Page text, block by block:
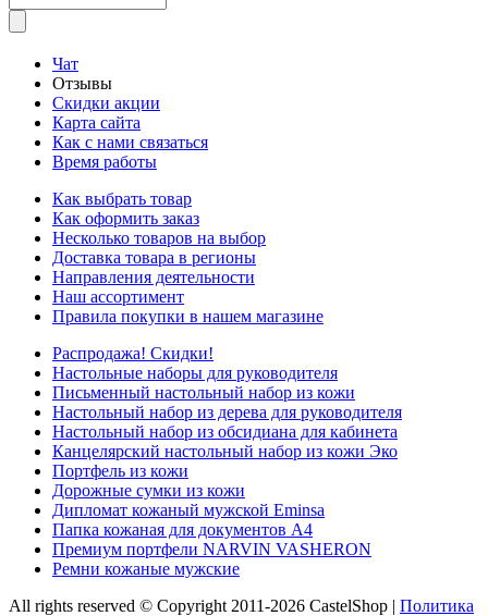
Чат
Отзывы
Скидки акции
Карта сайта
Как с нами связаться
Время работы
Как выбрать товар
Как оформить заказ
Несколько товаров на выбор
Доставка товара в регионы
Направления деятельности
Наш ассортимент
Правила покупки в нашем магазине
Распродажа! Скидки!
Настольные наборы для руководителя
Письменный настольный набор из кожи
Настольный набор из дерева для руководителя
Настольный набор из обсидиана для кабинета
Канцелярский настольный набор из кожи Эко
Портфель из кожи
Дорожные сумки из кожи
Дипломат кожаный мужской Eminsa
Папка кожаная для документов А4
Премиум портфели NARVIN VASHERON
Ремни кожаные мужские
All rights reserved © Copyright 2011-2026 CastelShop | Политика